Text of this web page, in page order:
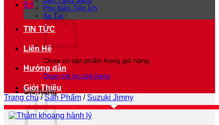
0 ₫
Chưa có sản phẩm trong giỏ hàng.
Quay trở lại cửa hàng
Giỏ hàng
Phụ Kiện Tiện Ích
Xe Tải
TIN TỨC
Liên Hệ
Hướng dẫn
Giới Thiệu
Trang chủ / Sản Phẩm / Suzuki Jimny